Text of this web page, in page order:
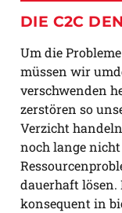
DIE C2C
Um die
müssen wir
verschwenden
zerstören so
Verzicht
noch lange
dauerhaft
konsequent in